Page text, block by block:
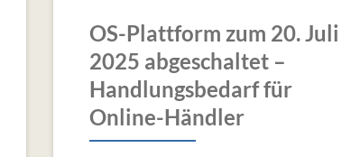
OS-Plattform zum 20. Juli
2025 abgeschaltet –
Handlungsbedarf für
Online-Händler